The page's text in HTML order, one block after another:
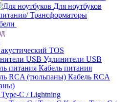
Для ноутбуков
Трансформаторы
TOS
Удлинители USB
Кабель питания
Кабель RCA
C / Lightning